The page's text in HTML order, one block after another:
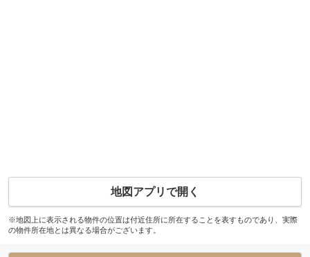
地図アプリで開く
※地図上に表示される物件の位置は付近住所に所在することを表すものであり、実際
の物件所在地とは異なる場合がございます。